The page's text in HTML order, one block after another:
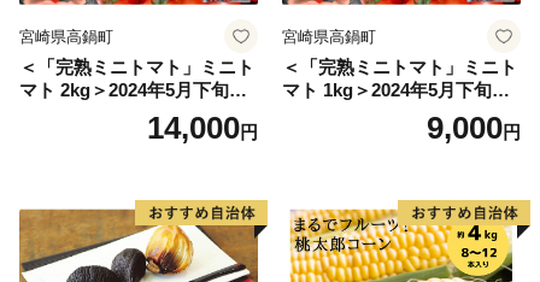
宮崎県高鍋町
＜「完熟ミニトマト」ミニト
マト 2kg＞2024年5月下旬迄
に順次出荷 野菜ソムリエサ
ミット アルル・リリカ共に
県 高鍋町産 産地直送 有機肥
料使用 高糖度 西森農園
14,000円
宮崎県高鍋町
＜「完熟ミニトマト」ミニト
マト 1kg＞2024年5月下旬迄
に順次出荷 野菜ソムリエサ
ミット アルル・リリカ共に
県 高鍋町産 産地直送 有機肥
料使用 高糖度 西森農園
9,000円